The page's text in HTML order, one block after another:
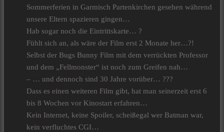
Sommerferien in Garmisch Partenkirchen gesehen während
unsere Eltern spazieren gingen…
Hab sogar noch die Eintrittskarte… ?
Fühlt sich an, als wäre der Film erst 2 Monate her…?!
Selbst der Bugs Bunny Film mit dem verrückten Professor
und dem „Fellmonster“ ist noch zum Greifen nah…
– … und dennoch sind 30 Jahre vorüber… ???
Dass es einen weiteren Film gibt, hat man seinerzeit erst 6
bis 8 Wochen vor Kinostart erfahren…
Kein Internet, keine Spoiler, scheißegal wer Batman war,
kein verfluchtes CGI…